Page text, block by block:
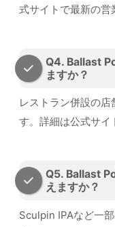
式サイトで最新の営
Q4. Ballast
ますか？
レストラン併設の
す。詳細は公式サイ
Q5. Ballast
えますか？
Sculpin IPAなど一